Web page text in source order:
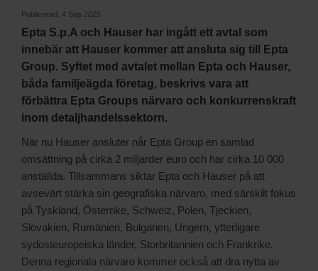
Publicerad: 4 Sep 2025
Epta S.p.A och Hauser har ingått ett avtal som
innebär att Hauser kommer att ansluta sig till Epta
Group. Syftet med avtalet mellan Epta och Hauser,
båda familjeägda företag, beskrivs vara att
förbättra Epta Groups närvaro och konkurrenskraft
inom detaljhandelssektorn.
När nu Hauser ansluter når Epta Group en samlad
omsättning på cirka 2 miljarder euro och har cirka 10 000
anställda. Tillsammans siktar Epta och Hauser på att
avsevärt stärka sin geografiska närvaro, med särskilt fokus
på Tyskland, Österrike, Schweiz, Polen, Tjeckien,
Slovakien, Rumänien, Bulgarien, Ungern, ytterligare
sydosteuropeiska länder, Storbritannien och Frankrike.
Denna regionala närvaro kommer också att dra nytta av